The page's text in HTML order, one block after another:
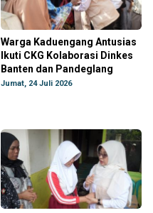
Warga Kaduengang Antusias
Ikuti CKG Kolaborasi Dinkes
Banten dan Pandeglang
Jumat, 24 Juli 2026